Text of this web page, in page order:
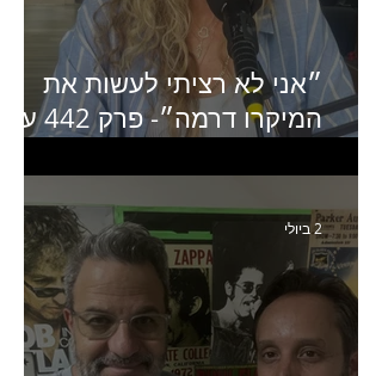
״אני לא רציתי לעשות את
המיקרו דרמה״- פרק 442 עם
של יד2
2 ביולי